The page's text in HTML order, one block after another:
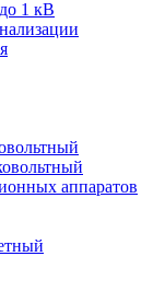
1 кВ
аппаратов